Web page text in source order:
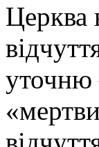
Церква
уточню